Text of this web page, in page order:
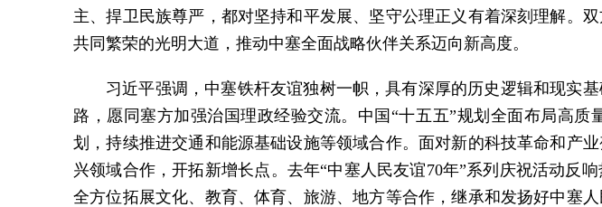
主、捍卫民族尊严，都对坚持和平发展、坚守公理正义有着深刻理解。
共同繁荣的光明大道，推动中塞全面战略伙伴关系迈向新高度。
习近平强调，中塞铁杆友谊独树一帜，具有深厚的历史逻辑和现实
路，愿同塞方加强治国理政经验交流。中国“十五五”规划全面布局高
划，持续推进交通和能源基础设施等领域合作。面对新的科技革命和产
兴领域合作，开拓新增长点。去年“中塞人民友谊70年”系列庆祝活动反
全方位拓展文化、教育、体育、旅游、地方等合作，继承和发扬好中塞